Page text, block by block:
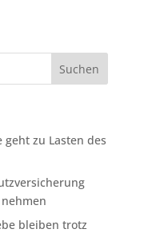
geht zu Lasten des
bleiben trotz